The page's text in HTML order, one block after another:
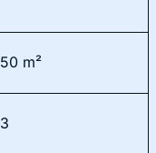
50 m²
3